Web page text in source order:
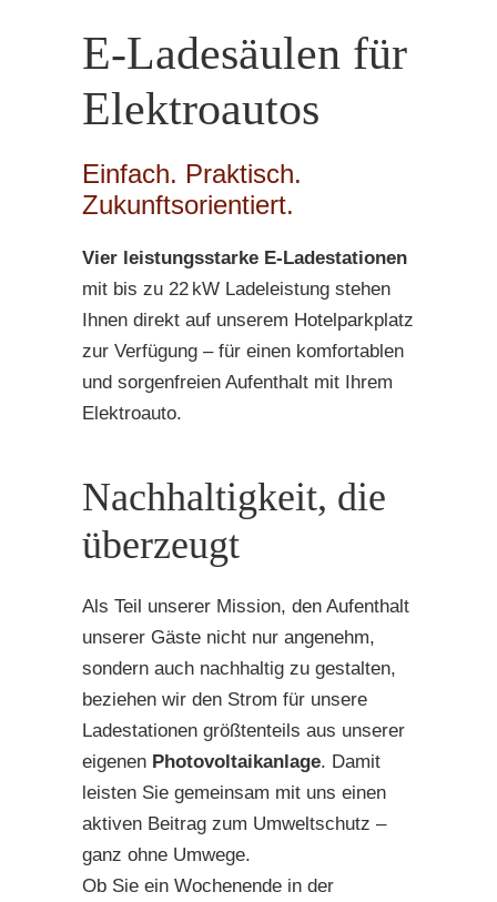
E-Ladesäulen für
Elektroautos
Einfach. Praktisch.
Zukunftsorientiert.
Vier leistungsstarke E-Ladestationen
mit bis zu 22 kW Ladeleistung stehen
Ihnen direkt auf unserem Hotelparkplatz
zur Verfügung – für einen komfortablen
und sorgenfreien Aufenthalt mit Ihrem
Elektroauto.
Nachhaltigkeit, die
überzeugt
Als Teil unserer Mission, den Aufenthalt
unserer Gäste nicht nur angenehm,
sondern auch nachhaltig zu gestalten,
beziehen wir den Strom für unsere
Ladestationen größtenteils aus unserer
eigenen Photovoltaikanlage. Damit
leisten Sie gemeinsam mit uns einen
aktiven Beitrag zum Umweltschutz –
ganz ohne Umwege.
Ob Sie ein Wochenende in der